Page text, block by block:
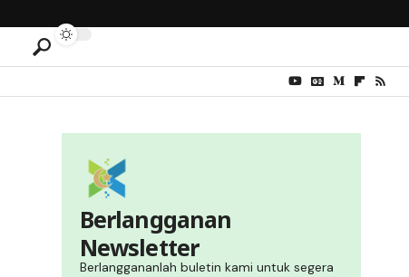
Berlangganan
Newsletter
Berlanggananlah buletin kami untuk segera